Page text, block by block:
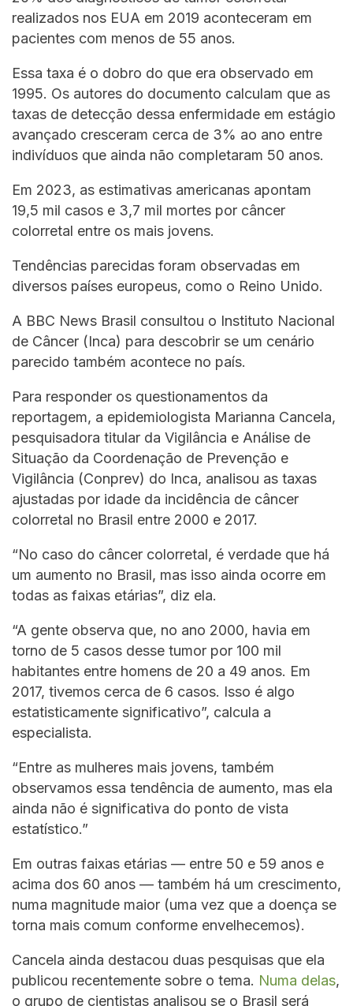
realizados nos EUA em 2019 aconteceram em
pacientes com menos de 55 anos.
Essa taxa é o dobro do que era observado em
1995. Os autores do documento calculam que as
taxas de detecção dessa enfermidade em estágio
avançado cresceram cerca de 3% ao ano entre
indivíduos que ainda não completaram 50 anos.
Em 2023, as estimativas americanas apontam
19,5 mil casos e 3,7 mil mortes por câncer
colorretal entre os mais jovens.
Tendências parecidas foram observadas em
diversos países europeus, como o Reino Unido.
A BBC News Brasil consultou o Instituto Nacional
de Câncer (Inca) para descobrir se um cenário
parecido também acontece no país.
Para responder os questionamentos da
reportagem, a epidemiologista Marianna Cancela,
pesquisadora titular da Vigilância e Análise de
Situação da Coordenação de Prevenção e
Vigilância (Conprev) do Inca, analisou as taxas
ajustadas por idade da incidência de câncer
colorretal no Brasil entre 2000 e 2017.
“No caso do câncer colorretal, é verdade que há
um aumento no Brasil, mas isso ainda ocorre em
todas as faixas etárias”, diz ela.
“A gente observa que, no ano 2000, havia em
torno de 5 casos desse tumor por 100 mil
habitantes entre homens de 20 a 49 anos. Em
2017, tivemos cerca de 6 casos. Isso é algo
estatisticamente significativo”, calcula a
especialista.
“Entre as mulheres mais jovens, também
observamos essa tendência de aumento, mas ela
ainda não é significativa do ponto de vista
estatístico.”
Em outras faixas etárias — entre 50 e 59 anos e
acima dos 60 anos — também há um crescimento,
numa magnitude maior (uma vez que a doença se
torna mais comum conforme envelhecemos).
Cancela ainda destacou duas pesquisas que ela
publicou recentemente sobre o tema. Numa delas,
o grupo de cientistas analisou se o Brasil será